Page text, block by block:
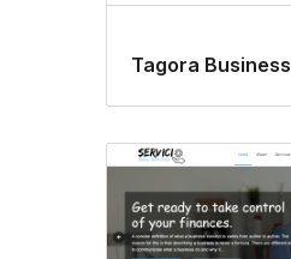
Tagora Business